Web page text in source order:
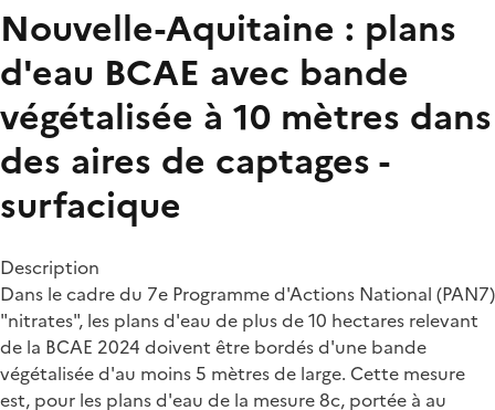
Nouvelle-Aquitaine : plans
d'eau BCAE avec bande
végétalisée à 10 mètres dans
des aires de captages -
surfacique
Description
Dans le cadre du 7e Programme d'Actions National (PAN7)
"nitrates", les plans d'eau de plus de 10 hectares relevant
de la BCAE 2024 doivent être bordés d'une bande
végétalisée d'au moins 5 mètres de large. Cette mesure
est, pour les plans d'eau de la mesure 8c, portée à au